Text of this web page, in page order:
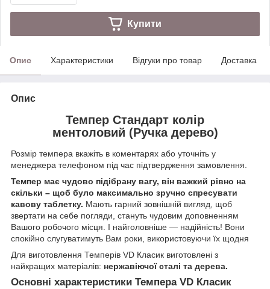
Купити
Опис Характеристики Відгуки про товар Доставка
Опис
Темпер Стандарт колір
ментоловий (Ручка дерево)
Розмір темпера вкажіть в коментарях або уточніть у
менеджера телефоном під час підтвердження замовлення.
Темпер має чудово підібрану вагу, він важкий рівно на
скільки – щоб було максимально зручно спресувати
кавову таблетку. Мають гарний зовнішній вигляд, щоб
звертати на себе погляди, стануть чудовим доповненням
Вашого робочого місця. І найголовніше — надійність! Вони
спокійно слугуватимуть Вам роки, використовуючи їх щодня
Для виготовлення Темперів VD Класик виготовлені з
найкращих матеріалів: нержавіючої сталі та дерева.
Основні характеристики Темпера VD Класик